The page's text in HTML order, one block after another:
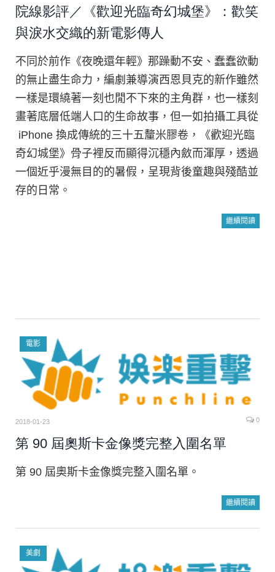
院線影評／《歡迎光臨奇幻城堡》：歡笑
與淚水交織的新電影傳人
不同於前作《夜晚還年輕》那躁動不安、蠢蠢欲動
的無止盡生命力，編劇兼導演西恩貝克的新作雖然
一樣是環繞著一刻也閒不下來的主角群，也一樣刻
畫著底層低端人口的生命故事，但一如拍攝工具從
iPhone 換成傳統的三十五釐米膠卷，《歡迎光臨
奇幻城堡》骨子裡反而顯得沉穩內斂而渾厚，透過
一個近乎漫無目的的暑假，呈現背後童趣與殘酷並
存的日常。
繼續閱讀
電影
2018-01-23 0
第 90 屆奧斯卡金像獎完整入圍名單
第 90 屆奧斯卡金像獎完整入圍名單。
繼續閱讀
美劇